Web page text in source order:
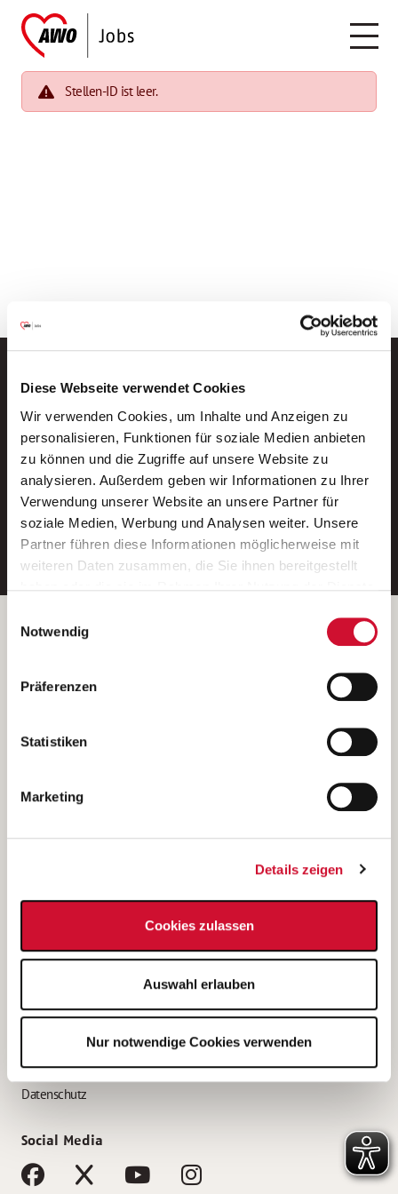
Diese Webseite verwendet Cookies
Wir verwenden Cookies, um Inhalte und Anzeigen zu
personalisieren, Funktionen für soziale Medien anbieten
zu können und die Zugriffe auf unsere Website zu
analysieren. Außerdem geben wir Informationen zu Ihrer
Verwendung unserer Website an unsere Partner für
soziale Medien, Werbung und Analysen weiter. Unsere
Partner führen diese Informationen möglicherweise mit
weiteren Daten zusammen, die Sie ihnen bereitgestellt
Wenn Sie auf „Cookies zulassen“ klicken, so stimmen
Sie der Speicherung sämtlicher Cookies zu. Sie können
Ihre Einwilligung selbstverständlich jederzeit widerrufen,
indem Sie die Cookie-Einstellungen aufrufen und diese
unsererDatenschutzerklärung
Notwendig
Präferenzen
Statistiken
Marketing
Details zeigen
Cookies zulassen
Auswahl erlauben
Nur notwendige Cookies verwenden
Stellen-ID ist leer.
Neue Stellen per E-Mail.
Ein kostenloser Service von AWO
Jobs.
E-Mail-Adresse eintragen
Betreiber der Webseite
Kantstraße 45a
(Ein Tochterunternehmen des AWO Bezirksverbandes Unterfranken
e.V.)
Bewerbung als Altenpflegehelfer*in
Bewerbung als Erzieher*in
AWO Gliederungen nach Bundesland
Impressum
Datenschutz
Social Media